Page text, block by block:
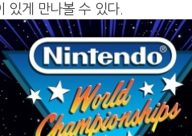
있게 만나볼 수 있다.